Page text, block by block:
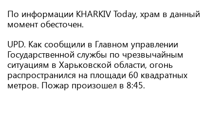
По информации KHARKIV Today, храм в данный
момент обесточен.
UPD. Как сообщили в Главном управлении
Государственной службы по чрезвычайным
ситуациям в Харьковской области, огонь
распространился на площади 60 квадратных
метров. Пожар произошел в 8:45.